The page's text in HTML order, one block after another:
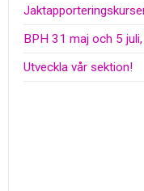
BPH 31 maj och 5
Utveckla vår sektion!